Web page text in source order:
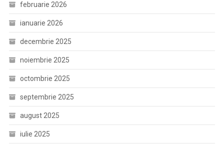
februarie 2026
ianuarie 2026
decembrie 2025
noiembrie 2025
octombrie 2025
septembrie 2025
august 2025
iulie 2025